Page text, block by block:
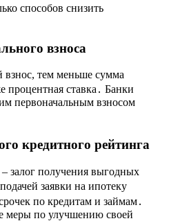
способов снизить
взноса
взнос, тем меньше сумма
процентная ставка․ Банки
первоначальным взносом
кредитного рейтинга
залог получения выгодных
заявки на ипотеку
по кредитам и займам․
меры по улучшению своей